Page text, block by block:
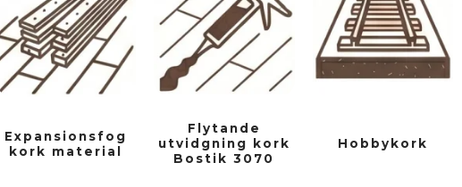
Expansionsfog
kork material
Flytande
utvidgning kork
Bostik 3070
Hobbykork